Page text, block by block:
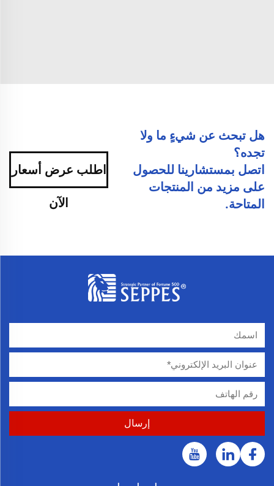
هل تبحث عن شيءٍ ما ولا
تجده؟
اتصل بمستشارينا للحصول
على مزيد من المنتجات
المتاحة.
اطلب عرض أسعار
الآن